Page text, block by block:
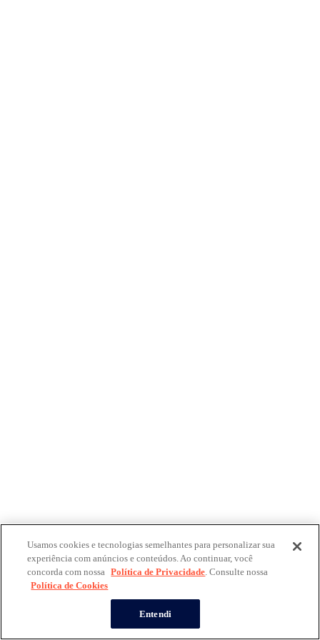
Usamos cookies e tecnologias semelhantes para personalizar sua
experiência com anúncios e conteúdos. Ao continuar, você
concorda com nossa Política de Privacidade. Consulte nossa
Política de Cookies
Entendi